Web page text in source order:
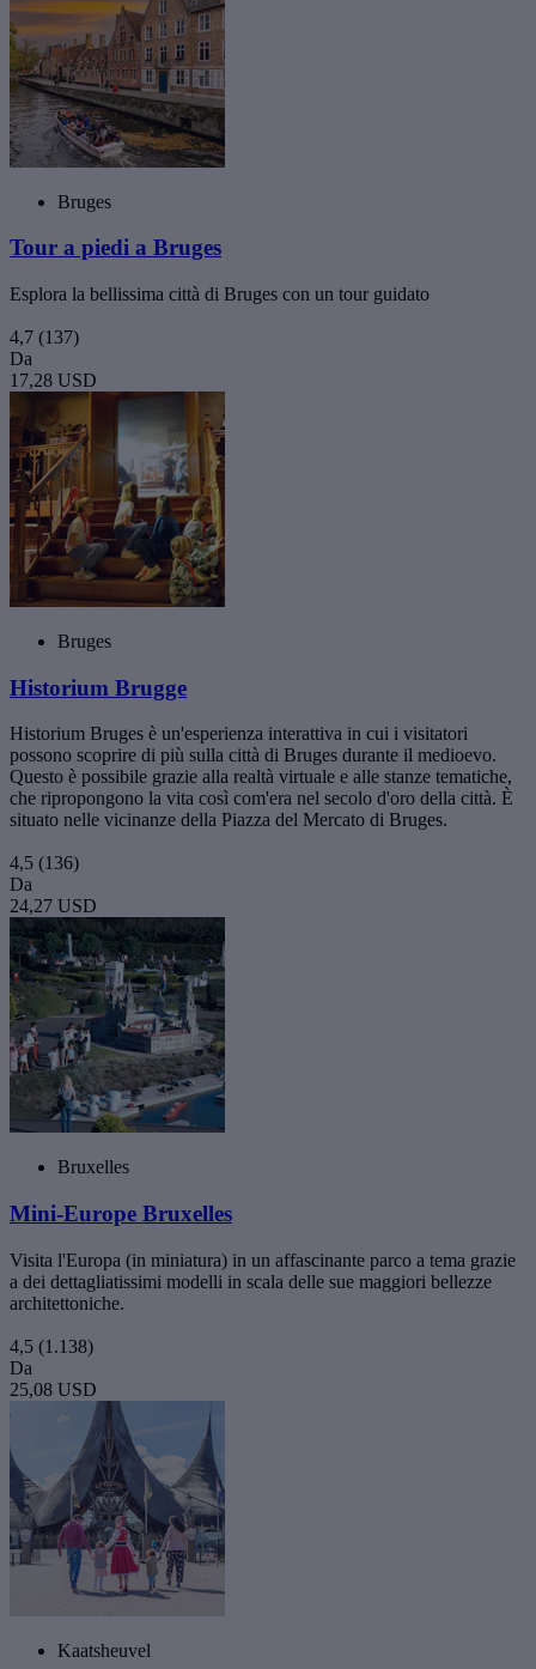
Bruges
Tour a piedi a Bruges
Esplora la bellissima città di Bruges con un tour guidato
4,7 (137)
Da
17,28 USD
Bruges
Historium Brugge
Historium Bruges è un'esperienza interattiva in cui i visitatori
possono scoprire di più sulla città di Bruges durante il medioevo.
Questo è possibile grazie alla realtà virtuale e alle stanze tematiche,
che ripropongono la vita così com'era nel secolo d'oro della città. È
situato nelle vicinanze della Piazza del Mercato di Bruges.
4,5 (136)
Da
24,27 USD
Bruxelles
Mini-Europe Bruxelles
Visita l'Europa (in miniatura) in un affascinante parco a tema grazie
a dei dettagliatissimi modelli in scala delle sue maggiori bellezze
architettoniche.
4,5 (1.138)
Da
25,08 USD
Kaatsheuvel